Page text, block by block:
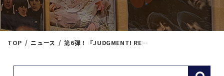
TOP ニュース 第6弾！『JUDGMENT! RECORDS 1st anniversary ジャズ廃盤マラソン放出』本日（9/6）16：00出品！※通販リスト付